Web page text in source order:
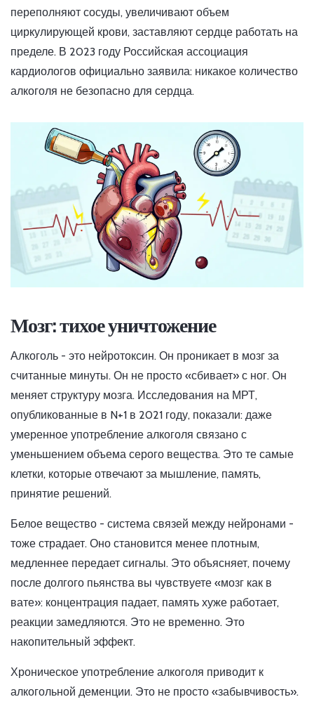
переполняют сосуды, увеличивают объем
циркулирующей крови, заставляют сердце работать на
пределе. В 2023 году Российская ассоциация
кардиологов официально заявила: никакое количество
алкоголя не безопасно для сердца.
Мозг: тихое уничтожение
Алкоголь - это нейротоксин. Он проникает в мозг за
считанные минуты. Он не просто «сбивает» с ног. Он
меняет структуру мозга. Исследования на МРТ,
опубликованные в N+1 в 2021 году, показали: даже
умеренное употребление алкоголя связано с
уменьшением объема серого вещества. Это те самые
клетки, которые отвечают за мышление, память,
принятие решений.
Белое вещество - система связей между нейронами -
тоже страдает. Оно становится менее плотным,
медленнее передает сигналы. Это объясняет, почему
после долгого пьянства вы чувствуете «мозг как в
вате»: концентрация падает, память хуже работает,
реакции замедляются. Это не временно. Это
накопительный эффект.
Хроническое употребление алкоголя приводит к
алкогольной деменции. Это не просто «забывчивость».